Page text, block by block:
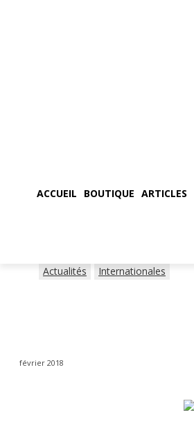
ACCUEIL BOUTIQUE ARTICLES
Actualités Internationales
février 2018